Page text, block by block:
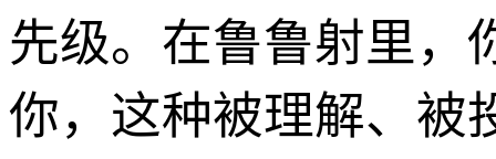
先级。在鲁鲁射里，
你，这种被理解、被